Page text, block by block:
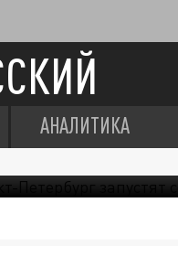
АНАЛИТИКА